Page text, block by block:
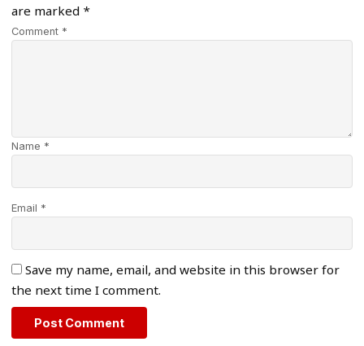
are marked *
Comment *
Name *
Email *
Save my name, email, and website in this browser for
the next time I comment.